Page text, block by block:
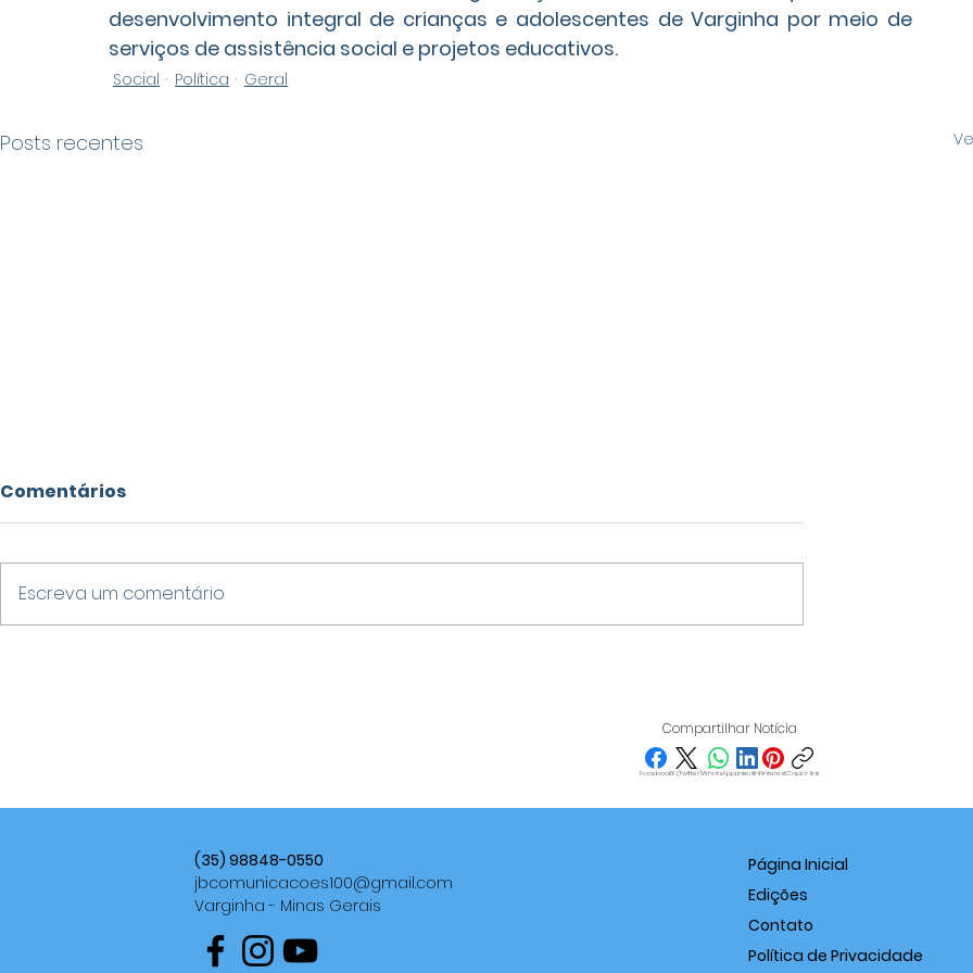
desenvolvimento integral de crianças e adolescentes de Varginha por meio de
serviços de assistência social e projetos educativos.
Social Política Geral
Posts recentes
NA CPMI DO INSS
EMPREENDEDORISMO
MÉDIA NACIONAL NOS
ANOS FINAIS DO ENSINO
FUNDAMENTAL
Comentários
Escreva um comentário
Compartilhar Notícia
FacebookX (Twitter)WhatsAppLinkedInPinterestCopiar link
(35) 98848-0550
jbcomunicacoes100@gmail.com
Varginha - Minas Gerais
Página Inicial
Edições
Contato
Política de Privacidade